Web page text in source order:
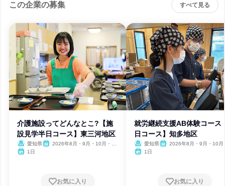
この企業の募集 すべて見る
介護施設ってどんなとこ?【施
設見学半日コース】東三河地区
愛知県
2026年8月・9月・10月・11
1日
お気に入り
就労継続支援AB体験コース
日コース】知多地区
愛知県
2026年8月・9月・10月
1日
お気に入り